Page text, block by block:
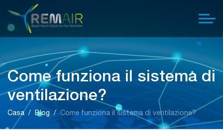
Come funziona il sistema di
ventilazione?
Casa Blog Come funziona il sistema di ventilazione?